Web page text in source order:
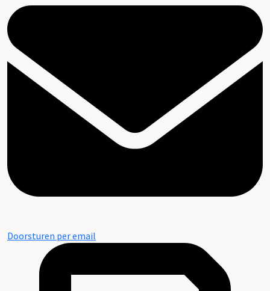
Doorsturen per email